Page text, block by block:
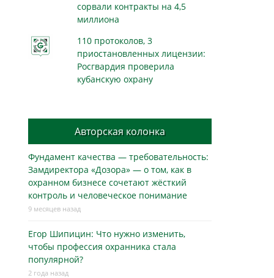
сорвали контракты на 4,5
миллиона
110 протоколов, 3
приостановленных лицензии:
Росгвардия проверила
кубанскую охрану
Авторская колонка
Фундамент качества — требовательность:
Замдиректора «Дозора» — о том, как в
охранном бизнесe сочетают жёсткий
контроль и человеческое понимание
9 месяцев назад
Егор Шипицин: Что нужно изменить,
чтобы профессия охранника стала
популярной?
2 года назад